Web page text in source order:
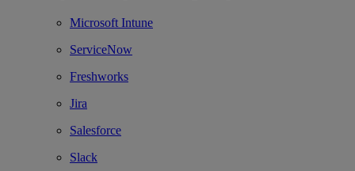
Microsoft Intune
ServiceNow
Freshworks
Jira
Salesforce
Slack